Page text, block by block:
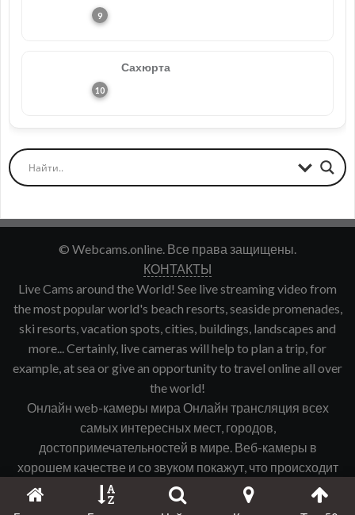
Сахюрта
© Webcams.online. Все права защищены.
КОНТАКТЫ
Live Cams around the World! See live streaming video from
the most popular world's beach resorts, seaside promenades,
ski resorts, vacation spots, cities, buildings, landscapes and
more... Certainly, live cameras will help to plan a trip, for
example, at sea or give an opportunity to travel online all over
the world!
Онлайн web-камеры мира Онлайн трансляция всех
самых интересных мест, городов,
достопримечательностей в мире. Веб-камеры в
хорошем качестве и со звуком покажут, что происходит
именно сейчас в интересующем Вас городе, курорте и
т.д.